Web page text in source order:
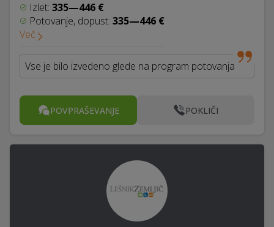
Izlet: 335—446 €
Potovanje, dopust: 335—446 €
Več
Vse je bilo izvedeno glede na program potovanja
POVPRAŠEVANJE POKLIČI